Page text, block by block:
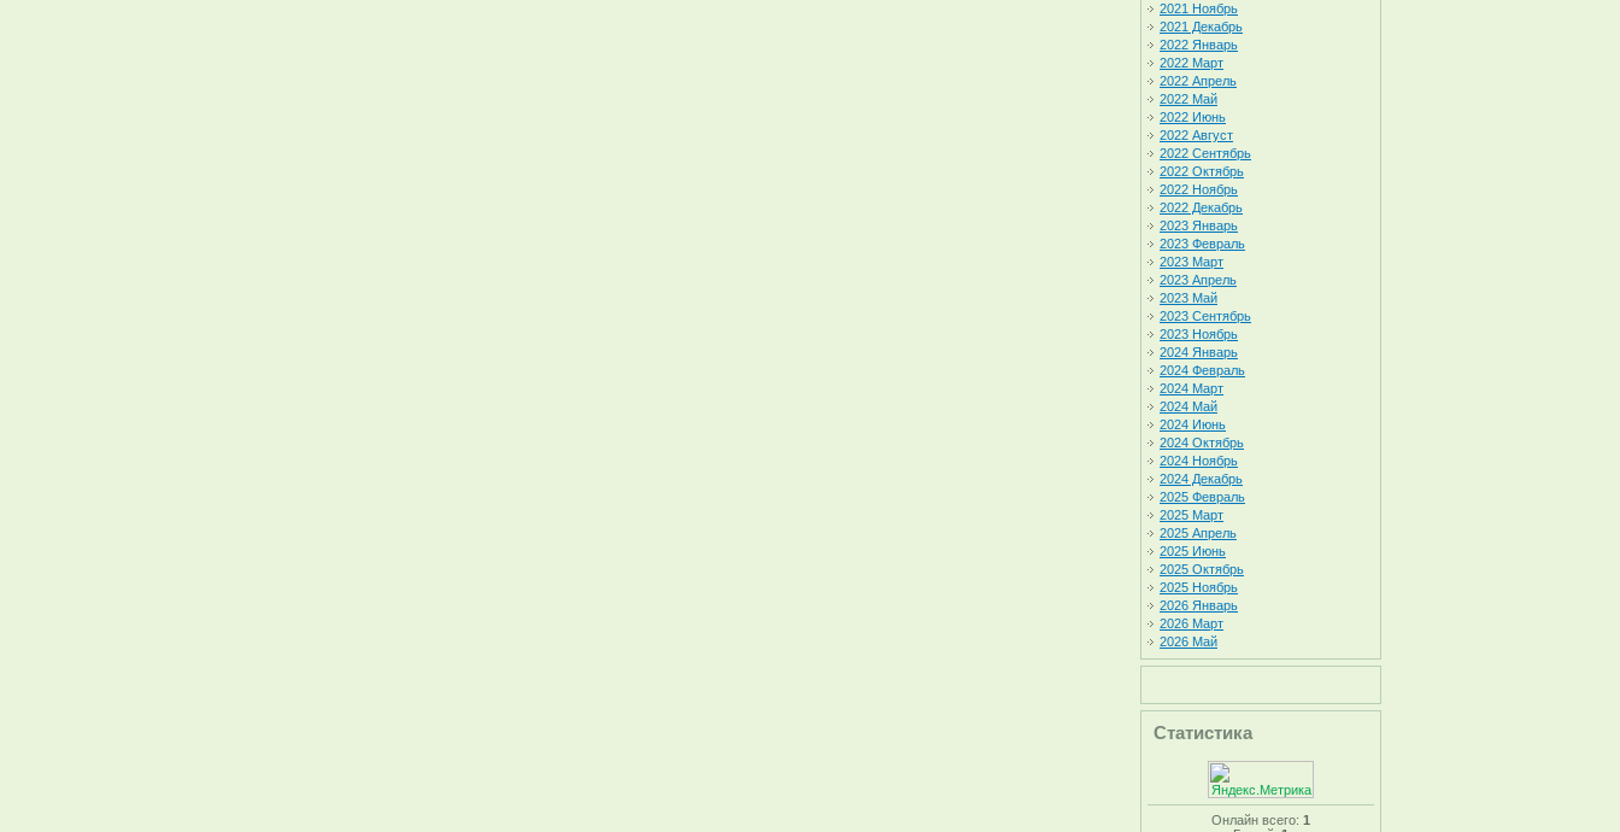
2021 Ноябрь
2021 Декабрь
2022 Январь
2022 Март
2022 Апрель
2022 Май
2022 Июнь
2022 Август
2022 Сентябрь
2022 Октябрь
2022 Ноябрь
2022 Декабрь
2023 Январь
2023 Февраль
2023 Март
2023 Апрель
2023 Май
2023 Сентябрь
2023 Ноябрь
2024 Январь
2024 Февраль
2024 Март
2024 Май
2024 Июнь
2024 Октябрь
2024 Ноябрь
2024 Декабрь
2025 Февраль
2025 Март
2025 Апрель
2025 Июнь
2025 Октябрь
2025 Ноябрь
2026 Январь
2026 Март
2026 Май
Статистика
Онлайн всего: 1